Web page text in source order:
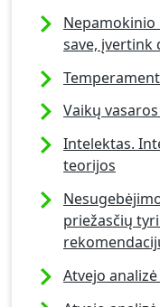
save, įvertink
Vaikų
Intelektas.
teorijos
priežasčių
Atvejo analizė